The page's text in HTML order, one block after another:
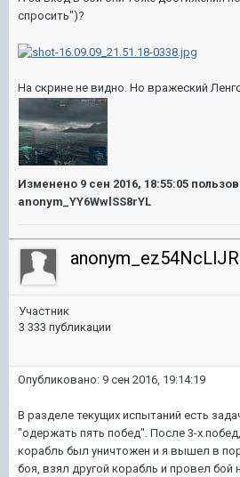
спросить")?
На скрине не видно. Но вражеский
Изменено 9 сен 2016, 18:55:05
anonym_YY6WwlSS8rYL
Участник
3 333 публикации
Опубликовано: 9 сен 2016, 19:14:19
В разделе текущих испытаний есть
"одержать пять побед". После 3-х
корабль был уничтожен и я вышел в
боя, взял другой корабль и провел